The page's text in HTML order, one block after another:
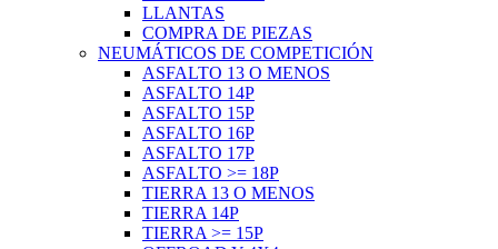
LLANTAS
COMPRA DE PIEZAS
NEUMÁTICOS DE COMPETICIÓN
ASFALTO 13 O MENOS
ASFALTO 14P
ASFALTO 15P
ASFALTO 16P
ASFALTO 17P
ASFALTO >= 18P
TIERRA 13 O MENOS
TIERRA 14P
TIERRA >= 15P